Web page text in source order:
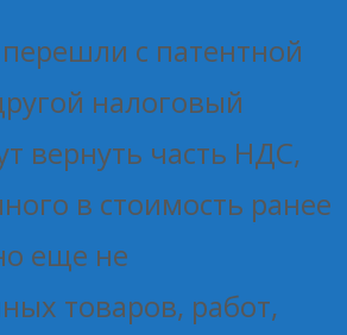
с патентной
налоговый
вернуть часть НДС,
в стоимость ранее
еще не
товаров, работ,